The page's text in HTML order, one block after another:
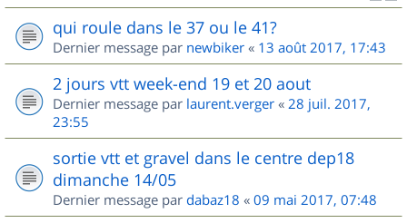
qui roule dans le 37 ou le 41?
Dernier message par newbiker « 13 août 2017, 17:43
2 jours vtt week-end 19 et 20 aout
Dernier message par laurent.verger « 28 juil. 2017,
23:55
sortie vtt et gravel dans le centre dep18
dimanche 14/05
Dernier message par dabaz18 « 09 mai 2017, 07:48